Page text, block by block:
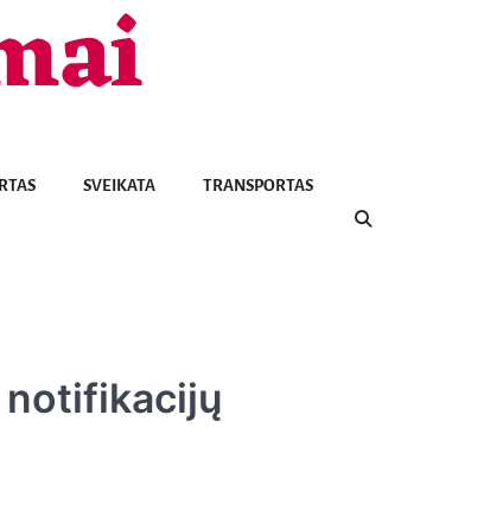
SVEIKATA TRANSPORTAS
notifikacijų